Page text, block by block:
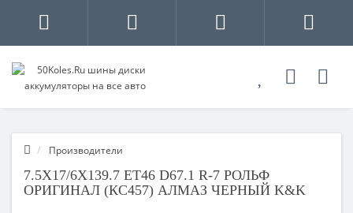
Производители
7.5X17/6X139.7 ET46 D67.1 R-7 РОЛЬФ
ОРИГИНАЛ (КС457) АЛМАЗ ЧЕРНЫЙ K&K